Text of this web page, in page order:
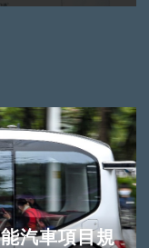
汽車項目規